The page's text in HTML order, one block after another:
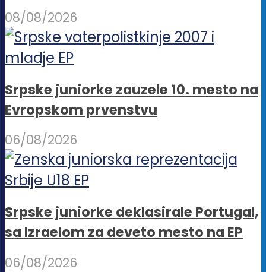
08/08/2026
Srpske juniorke zauzele 10. mesto na
Evropskom prvenstvu
06/08/2026
Srpske juniorke deklasirale Portugal,
sa Izraelom za deveto mesto na EP
06/08/2026